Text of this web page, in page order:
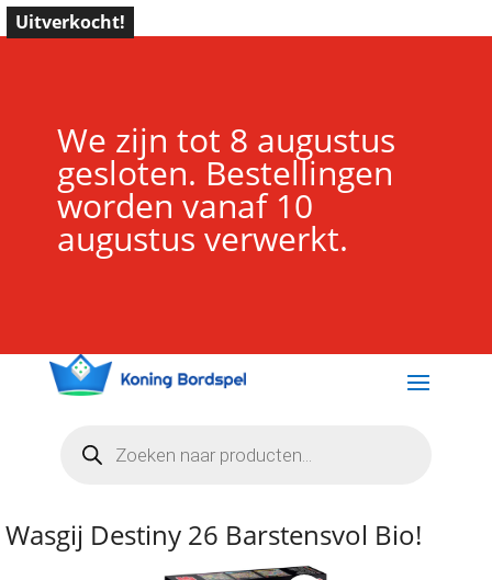
We zijn tot 8 augustus
gesloten. Bestellingen
worden vanaf 10
augustus verwerkt.
zoeken
Uitverkocht!
Wasgij Destiny 26 Barstensvol Bio!